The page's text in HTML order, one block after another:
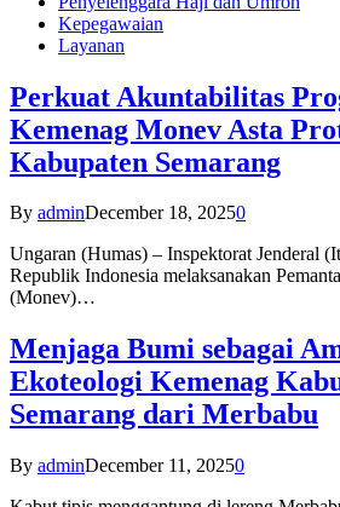
Kepegawaian
Layanan
Perkuat Akuntabilitas
Kemenag Monev Asta
Kabupaten Semarang
By adminDecember 18, 20250
Ungaran (Humas) – Inspektorat Jenderal
Republik Indonesia melaksanakan
(Monev)…
Menjaga Bumi sebagai
Ekoteologi Kemenag
Semarang dari Merbabu
By adminDecember 11, 20250